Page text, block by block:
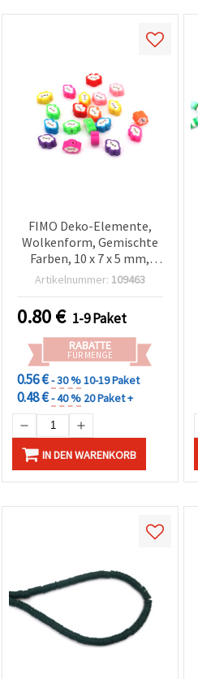
FIMO Deko-Elemente,
Wolkenform, Gemischte
Farben, 10 x 7 x 5 mm,
Loch: 2 mm – 20 Stück
Artikelnummer: 109463
0.80€ 1-9 Paket
RABATTE
FÜR MENGE
0.56 €- 30 %10-19 Paket
0.48 €- 40 % 20 Paket +
IN DEN WARENKORB